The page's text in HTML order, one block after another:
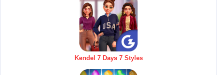
Kendel 7 Days 7 Styles